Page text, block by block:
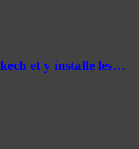
et y installe les…